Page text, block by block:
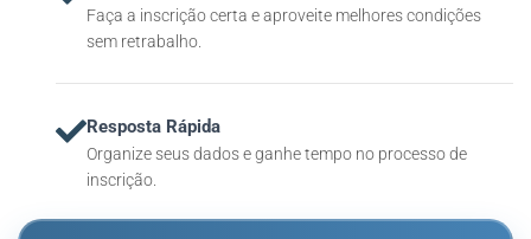
Faça a inscrição certa e aproveite melhores condições
sem retrabalho.
Resposta Rápida
Organize seus dados e ganhe tempo no processo de
inscrição.